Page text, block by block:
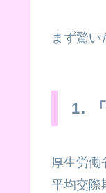
まず驚い
1.
厚生労働
平均交際